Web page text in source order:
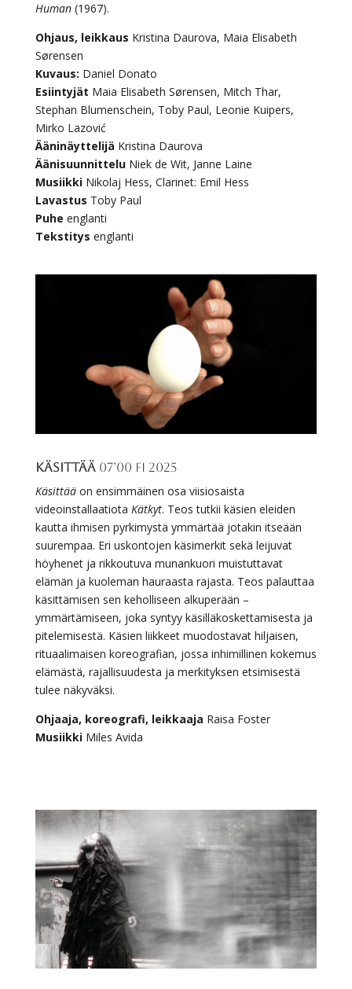
Human(1967).
Ohjaus, leikkaus Kristina Daurova, Maia Elisabeth
Sørensen
Kuvaus: Daniel Donato
Esiintyjät Maia Elisabeth Sørensen, Mitch Thar,
Stephan Blumenschein, Toby Paul, Leonie Kuipers,
Mirko Lazović
Ääninäyttelijä Kristina Daurova
ÄänisuunnitteluNiek de Wit, Janne Laine
MusiikkiNikolaj Hess, Clarinet: Emil Hess
Lavastus Toby Paul
Puhe englanti
Tekstitys englanti
Käsittää07’00 FI 2025
Käsittääon ensimmäinen osa viisiosaista
videoinstallaatiota Kätkyt. Teos tutkii käsien eleiden
kautta ihmisen pyrkimystä ymmärtää jotakin itseään
suurempaa. Eri uskontojen käsimerkit sekä leijuvat
höyhenet ja rikkoutuva munankuori muistuttavat
elämän ja kuoleman hauraasta rajasta. Teos palauttaa
käsittämisen sen keholliseen alkuperään –
ymmärtämiseen, joka syntyy käsilläkoskettamisesta ja
pitelemisestä. Käsien liikkeet muodostavat hiljaisen,
rituaalimaisen koreografian, jossa inhimillinen kokemus
elämästä, rajallisuudesta ja merkityksen etsimisestä
tulee näkyväksi.
Ohjaaja, koreografi, leikkaaja Raisa Foster
MusiikkiMiles Avida